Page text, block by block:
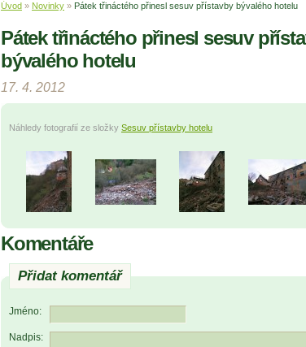
Úvod » Novinky » Pátek třináctého přinesl sesuv přístavby bývalého hotelu
Pátek třináctého přinesl sesuv
bývalého hotelu
17. 4. 2012
Náhledy fotografií ze složky Sesuv přístavby hotelu
Komentáře
Přidat komentář
Jméno:
Nadpis: